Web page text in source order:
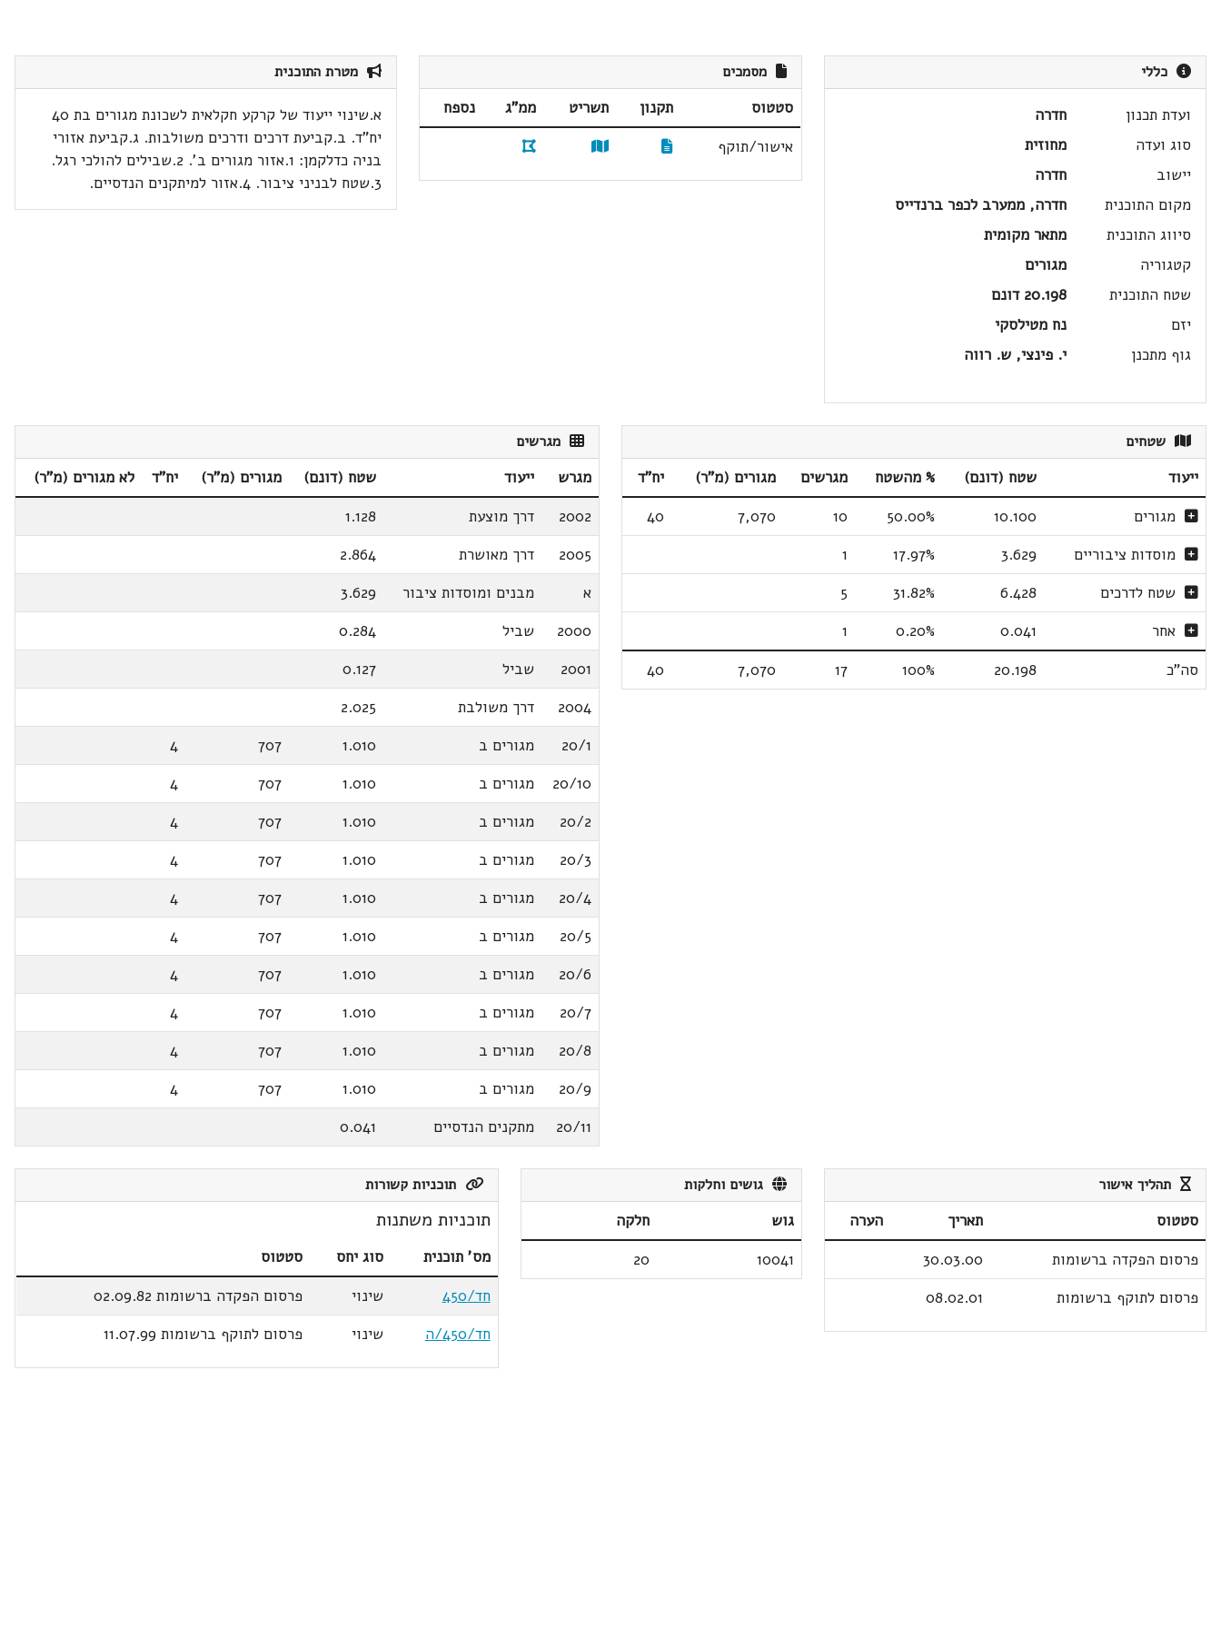
כללי
ועדת תכנון
חדרה
סוג ועדה
מחוזית
יישוב
חדרה
מקום התוכנית
חדרה, ממערב לכפר ברנדייס
סיווג התוכנית
מתאר מקומית
קטגוריה
מגורים
שטח התוכנית
20.198 דונם
יזם
נח מטילסקי
גוף מתכנן
י. פינצי, ש. רווה
מסמכים
סטטוס תקנון תשריט ממ"ג
נספח
אישור/תוקף
מטרת התוכנית
א.שינוי ייעוד של קרקע חקלאית לשכונת מגורים בת 40
יח"ד. ב.קביעת דרכים ודרכים משולבות. ג.קביעת אזורי
בניה כדלקמן: 1.אזור מגורים ב'. 2.שבילים להולכי רגל.
3.שטח לבניני ציבור. 4.אזור למיתקנים הנדסיים.
שטחים
ייעוד שטח (דונם) % מהשטח מגרשים מגורים (מ"ר)
יח"ד
מגורים
10.100
50.00%
10
7,070
40
מוסדות ציבוריים
3.629
17.97%
1
שטח לדרכים
6.428
31.82%
5
אחר
0.041
0.20%
1
סה"כ
20.198
100%
17
7,070
40
מגרשים
מגרש ייעוד שטח (דונם) מגורים (מ"ר) יח"ד
לא מגורים (מ"ר)
2002
דרך מוצעת
1.128
2005
דרך מאושרת
2.864
א
מבנים ומוסדות ציבור
3.629
2000
שביל
0.284
2001
שביל
0.127
2004
דרך משולבת
2.025
20/1
מגורים ב 1.010
707
4
20/10
מגורים ב 1.010
707
4
20/2
מגורים ב 1.010
707
4
20/3
מגורים ב 1.010
707
4
20/4
מגורים ב 1.010
707
4
20/5
מגורים ב 1.010
707
4
20/6
מגורים ב 1.010
707
4
20/7
מגורים ב 1.010
707
4
20/8
מגורים ב 1.010
707
4
20/9
מגורים ב 1.010
707
4
20/11
מתקנים הנדסיים 0.041
תהליך אישור
סטטוס תאריך
הערה
פרסום הפקדה ברשומות
30.03.00
פרסום לתוקף ברשומות
08.02.01
גושים וחלקות
גוש
חלקה
10041
20
תוכניות קשורות
תוכניות משתנות
מס' תוכנית סוג יחס
סטטוס
חד/450
שינוי
פרסום הפקדה ברשומות 02.09.82
חד/450/ה
שינוי פרסום לתוקף ברשומות 11.07.99